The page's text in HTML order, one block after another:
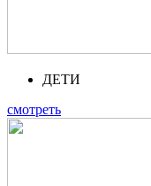
ДЕТИ
смотреть